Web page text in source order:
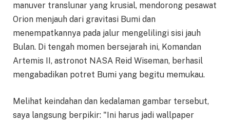
manuver translunar yang krusial, mendorong pesawat
Orion menjauh dari gravitasi Bumi dan
menempatkannya pada jalur mengelilingi sisi jauh
Bulan. Di tengah momen bersejarah ini, Komandan
Artemis II, astronot NASA Reid Wiseman, berhasil
mengabadikan potret Bumi yang begitu memukau.
Melihat keindahan dan kedalaman gambar tersebut,
saya langsung berpikir: "Ini harus jadi wallpaper